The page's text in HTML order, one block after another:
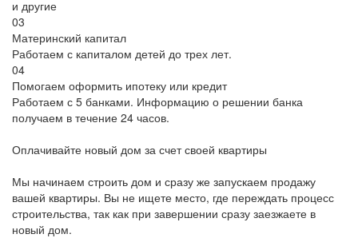
и другие
03
Материнский капитал
Работаем с капиталом детей до трех лет.
04
Помогаем оформить ипотеку или кредит
Работаем с 5 банками. Информацию о решении банка
получаем в течение 24 часов.
Оплачивайте новый дом за счет своей квартиры
Мы начинаем строить дом и сразу же запускаем продажу
вашей квартиры. Вы не ищете место, где переждать процесс
строительства, так как при завершении сразу заезжаете в
новый дом.